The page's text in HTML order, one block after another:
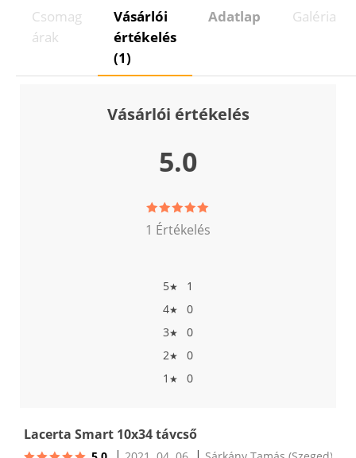
Csomag
árak
Vásárlói
értékelés
(1)
Adatlap Galéria
Vásárlói értékelés
5.0
1 Értékelés
5★
1
4★
0
3★
0
2★
0
1 ★ 0
Lacerta Smart 10x34 távcső